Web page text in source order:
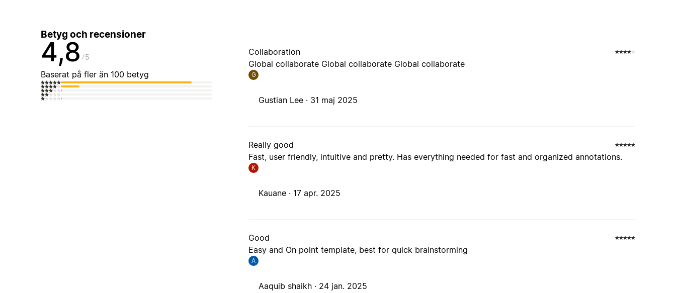
Betyg och recensioner
4,8 5
Baserat på fler än 100 betyg
Collaboration
Global collaborate Global collaborate Global collaborate
G
Gustian Lee · 31 maj 2025
Really good
Fast, user friendly, intuitive and pretty. Has everything needed for fast and organized annotations.
K
Kauane · 17 apr. 2025
Good
Easy and On point template, best for quick brainstorming
A
Aaquib shaikh · 24 jan. 2025